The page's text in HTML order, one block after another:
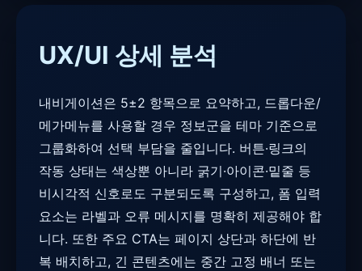
UX/UI 상세 분석
내비게이션은 5±2 항목으로 요약하고, 드롭다운/
메가메뉴를 사용할 경우 정보군을 테마 기준으로
그룹화하여 선택 부담을 줄입니다. 버튼·링크의
작동 상태는 색상뿐 아니라 굵기·아이콘·밑줄 등
비시각적 신호로도 구분되도록 구성하고, 폼 입력
요소는 라벨과 오류 메시지를 명확히 제공해야 합
니다. 또한 주요 CTA는 페이지 상단과 하단에 반
복 배치하고, 긴 콘텐츠에는 중간 고정 배너 또는